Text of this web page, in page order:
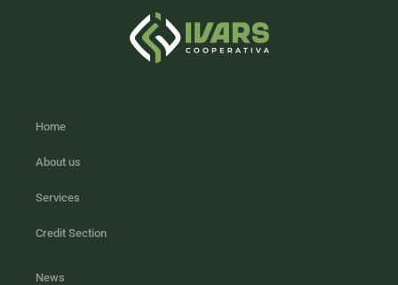
Home
About us
Services
Credit Section
News